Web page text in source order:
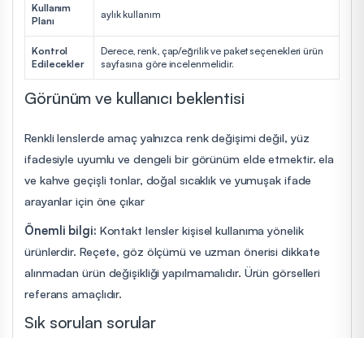
Kullanım
Planı
aylık kullanım
Kontrol
Edilecekler
Derece, renk, çap/eğrilik ve paket seçenekleri ürün
sayfasına göre incelenmelidir.
Görünüm ve kullanıcı beklentisi
Renkli lenslerde amaç yalnızca renk değişimi değil, yüz
ifadesiyle uyumlu ve dengeli bir görünüm elde etmektir. ela
ve kahve geçişli tonlar, doğal sıcaklık ve yumuşak ifade
arayanlar için öne çıkar
Önemli bilgi: Kontakt lensler kişisel kullanıma yönelik
ürünlerdir. Reçete, göz ölçümü ve uzman önerisi dikkate
alınmadan ürün değişikliği yapılmamalıdır. Ürün görselleri
referans amaçlıdır.
Sık sorulan sorular